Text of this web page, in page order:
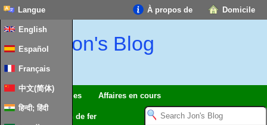
Domicile
À propos de
Langue
English
Español
Français
中文(简体)
हिन्दी; हिंदी
Jon's Blog
Voyages rêveries Affaires en cours
modèle de chemin de fer